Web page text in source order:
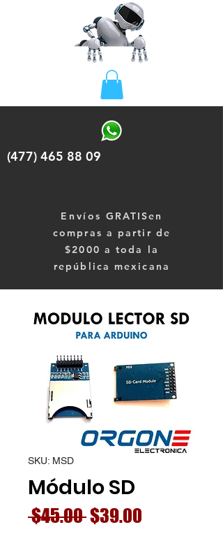
(477) 465 88 09
Envíos GRATISen
compras a partir de
$2000 a toda la
república mexicana
SKU: MSD
Módulo SD
$45.00 Precio
$39.00